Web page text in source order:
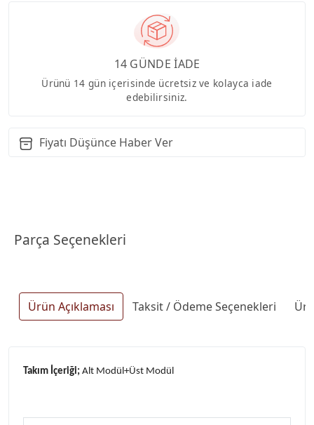
14 GÜNDE İADE
Ürünü 14 gün içerisinde ücretsiz ve kolayca iade
edebilirsiniz.
Fiyatı Düşünce Haber Ver
Parça Seçenekleri
Ürün Açıklaması Taksit / Ödeme Seçenekleri
Takım İçeriği; Alt Modül+Üst Modül